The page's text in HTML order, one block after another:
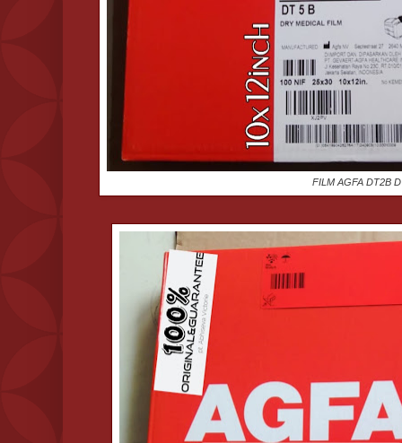
FILM AGFA DT2B